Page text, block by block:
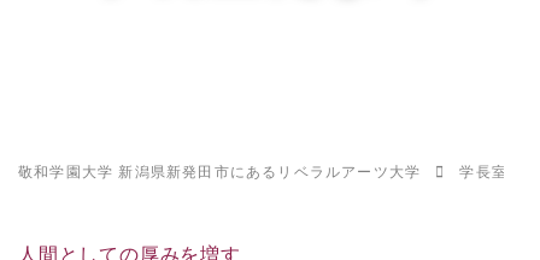
敬和学園大学 新潟県新発田市にあるリベラルアーツ大学 学長室だ
人間としての厚みを増す